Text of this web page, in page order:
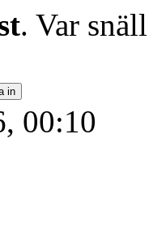
. Var
00:10